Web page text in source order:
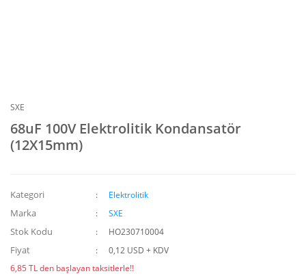
SXE
68uF 100V Elektrolitik Kondansatör
(12X15mm)
Kategori Elektrolitik
Marka SXE
Stok Kodu HO230710004
Fiyat
0,12 USD + KDV
6,85 TL den başlayan taksitlerle!!